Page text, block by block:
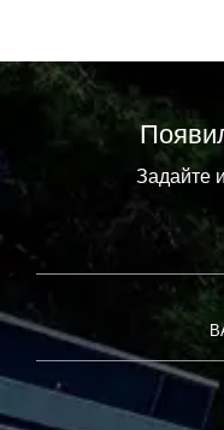
Задайте